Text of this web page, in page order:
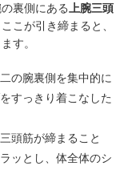
裏側にある
上腕三頭
こが引き締まると、
す。
の腕裏側を集中的に
すっきり着こなした
三頭筋が締まること
ッとし、体全体のシ